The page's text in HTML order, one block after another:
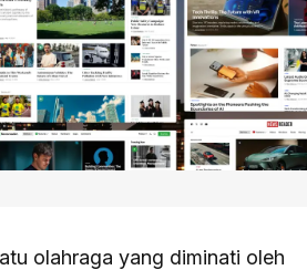
olahraga yang diminati oleh